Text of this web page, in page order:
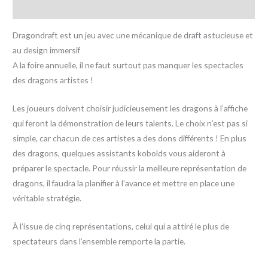
Dragondraft est un jeu avec une mécanique de draft astucieuse et
au design immersif
A la foire annuelle, il ne faut surtout pas manquer les spectacles
des dragons artistes !
Les joueurs doivent choisir judicieusement les dragons à l’affiche
qui feront la démonstration de leurs talents. Le choix n’est pas si
simple, car chacun de ces artistes a des dons différents ! En plus
des dragons, quelques assistants kobolds vous aideront à
préparer le spectacle. Pour réussir la meilleure représentation de
dragons, il faudra la planifier à l’avance et mettre en place une
véritable stratégie.
À l’issue de cinq représentations, celui qui a attiré le plus de
spectateurs dans l’ensemble remporte la partie.